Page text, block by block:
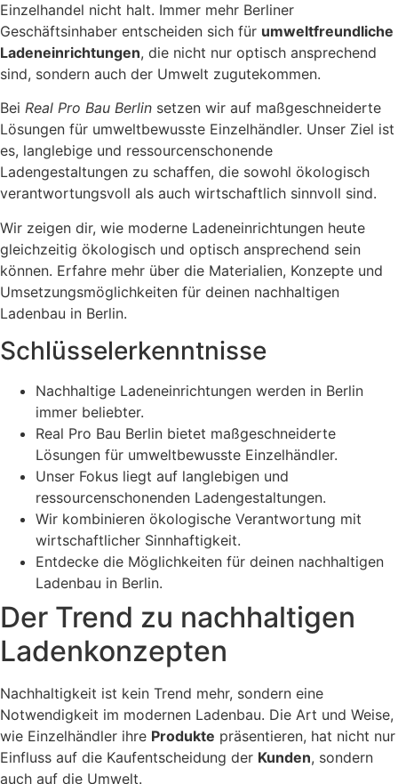
Einzelhandel nicht halt. Immer mehr Berliner
Geschäftsinhaber entscheiden sich für umweltfreundliche
Ladeneinrichtungen, die nicht nur optisch ansprechend
sind, sondern auch der Umwelt zugutekommen.
Bei Real Pro Bau Berlin setzen wir auf maßgeschneiderte
Lösungen für umweltbewusste Einzelhändler. Unser Ziel ist
es, langlebige und ressourcenschonende
Ladengestaltungen zu schaffen, die sowohl ökologisch
verantwortungsvoll als auch wirtschaftlich sinnvoll sind.
Wir zeigen dir, wie moderne Ladeneinrichtungen heute
gleichzeitig ökologisch und optisch ansprechend sein
können. Erfahre mehr über die Materialien, Konzepte und
Umsetzungsmöglichkeiten für deinen nachhaltigen
Ladenbau in Berlin.
Schlüsselerkenntnisse
Nachhaltige Ladeneinrichtungen werden in Berlin
immer beliebter.
Real Pro Bau Berlin bietet maßgeschneiderte
Lösungen für umweltbewusste Einzelhändler.
Unser Fokus liegt auf langlebigen und
ressourcenschonenden Ladengestaltungen.
Wir kombinieren ökologische Verantwortung mit
wirtschaftlicher Sinnhaftigkeit.
Entdecke die Möglichkeiten für deinen nachhaltigen
Ladenbau in Berlin.
Der Trend zu nachhaltigen
Ladenkonzepten
Nachhaltigkeit ist kein Trend mehr, sondern eine
Notwendigkeit im modernen Ladenbau. Die Art und Weise,
wie Einzelhändler ihre Produkte präsentieren, hat nicht nur
Einfluss auf die Kaufentscheidung der Kunden, sondern
auch auf die Umwelt.